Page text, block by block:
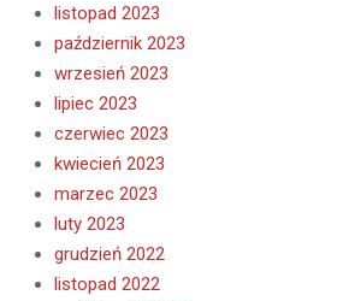
listopad 2023
październik 2023
wrzesień 2023
lipiec 2023
czerwiec 2023
kwiecień 2023
marzec 2023
luty 2023
grudzień 2022
listopad 2022